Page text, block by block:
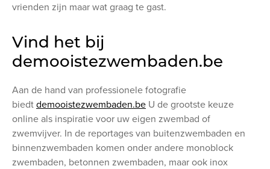
vrienden zijn maar wat graag te gast.
Vind het bij
demooistezwembaden.be
Aan de hand van professionele fotografie
biedt demooistezwembaden.be U de grootste keuze
online als inspiratie voor uw eigen zwembad of
zwemvijver. In de reportages van buitenzwembaden en
binnenzwembaden komen onder andere monoblock
zwembaden, betonnen zwembaden, maar ook inox